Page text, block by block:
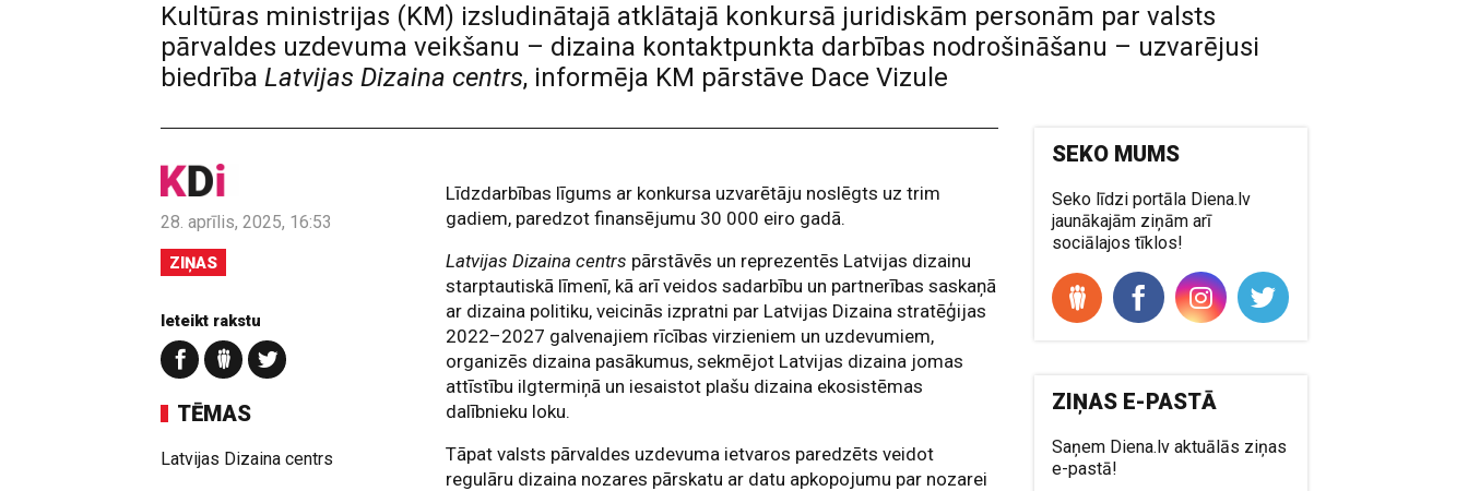
Kultūras ministrijas (KM) izsludinātajā atklātajā konkursā juridiskām personām par valsts
pārvaldes uzdevuma veikšanu – dizaina kontaktpunkta darbības nodrošināšanu – uzvarējusi
biedrība Latvijas Dizaina centrs, informēja KM pārstāve Dace Vizule
28. aprīlis, 2025, 16:53
ZIŅAS
Ieteikt rakstu
TĒMAS
Latvijas Dizaina centrs
Līdzdarbības līgums ar konkursa uzvarētāju noslēgts uz trim
gadiem, paredzot finansējumu 30 000 eiro gadā.
Latvijas Dizaina centrs pārstāvēs un reprezentēs Latvijas dizainu
starptautiskā līmenī, kā arī veidos sadarbību un partnerības saskaņā
ar dizaina politiku, veicinās izpratni par Latvijas Dizaina stratēģijas
2022–2027 galvenajiem rīcības virzieniem un uzdevumiem,
organizēs dizaina pasākumus, sekmējot Latvijas dizaina jomas
attīstību ilgtermiņā un iesaistot plašu dizaina ekosistēmas
dalībnieku loku.
Tāpat valsts pārvaldes uzdevuma ietvaros paredzēts veidot
regulāru dizaina nozares pārskatu ar datu apkopojumu par nozarei
SEKO MUMS
Seko līdzi portāla Diena.lv
jaunākajām ziņām arī
sociālajos tīklos!
ZIŅAS E-PASTĀ
Saņem Diena.lv aktuālās ziņas
e-pastā!